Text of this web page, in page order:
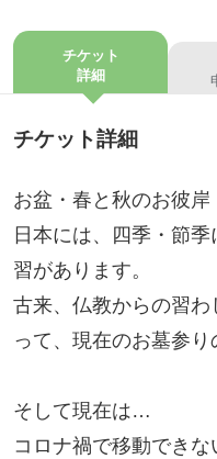
チケット
詳細
チケット詳細
お盆・春と秋のお彼
日本には、四季・節
習があります。
古来、仏教からの習わ
って、現在のお墓参り
そして現在は…
コロナ禍で移動でき